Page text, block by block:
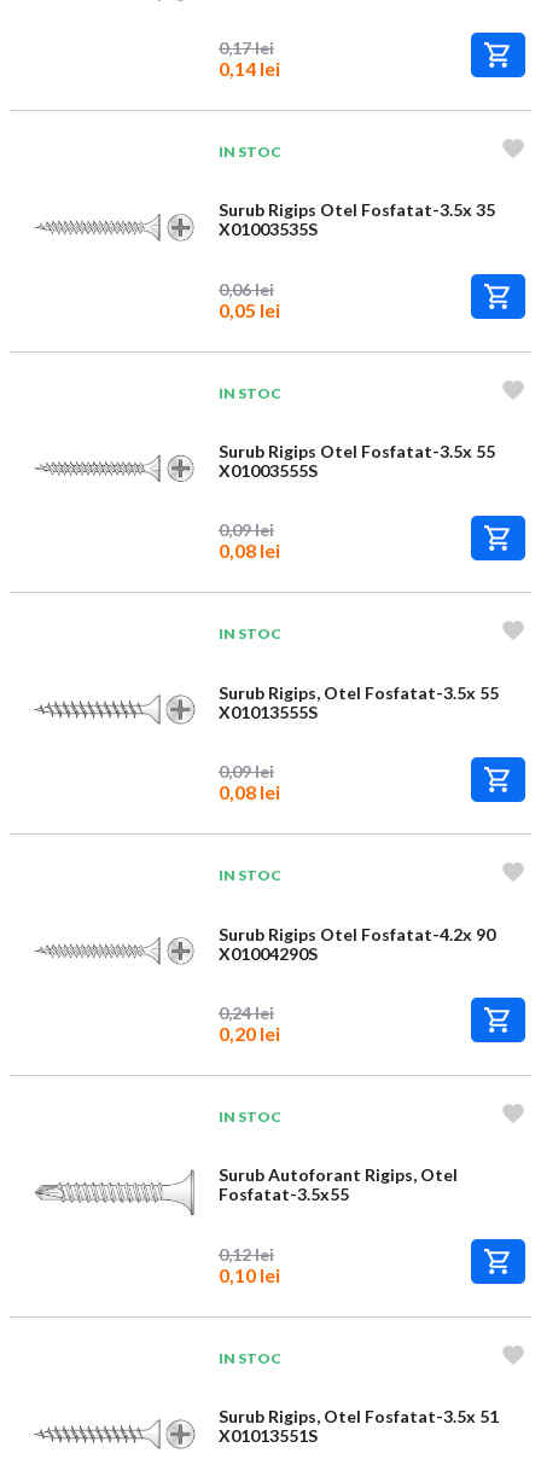
0,17 lei
0,14 lei
IN STOC
Surub Rigips Otel Fosfatat-3.5x 35
X01003535S
0,06 lei
0,05 lei
IN STOC
Surub Rigips Otel Fosfatat-3.5x 55
X01003555S
0,09 lei
0,08 lei
IN STOC
Surub Rigips, Otel Fosfatat-3.5x 55
X01013555S
0,09 lei
0,08 lei
IN STOC
Surub Rigips Otel Fosfatat-4.2x 90
X01004290S
0,24 lei
0,20 lei
IN STOC
Surub Autoforant Rigips, Otel
Fosfatat-3.5x55
0,12 lei
0,10 lei
IN STOC
Surub Rigips, Otel Fosfatat-3.5x 51
X01013551S